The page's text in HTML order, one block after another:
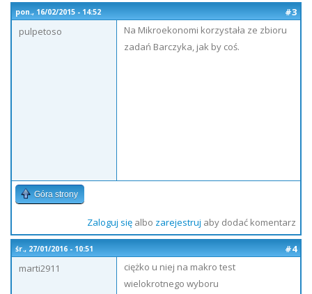
pon., 16/02/2015 - 14:52
#3
pulpetoso
Na Mikroekonomi korzystała ze zbioru
zadań Barczyka, jak by coś.
Góra strony
Zaloguj sięalbo zarejestruj aby dodać komentarz
śr., 27/01/2016 - 10:51
#4
marti2911
ciężko u niej na makro test
wielokrotnego wyboru